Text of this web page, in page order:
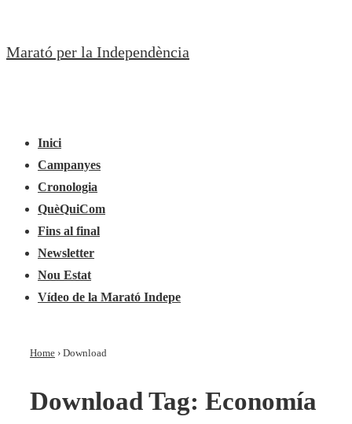
al
Marató per la Independència
principal
Inici
Campanyes
Cronologia
QuèQuiCom
Fins al final
Newsletter
Nou Estat
Vídeo de la Marató Indepe
Home › Download
Download Tag: Economía